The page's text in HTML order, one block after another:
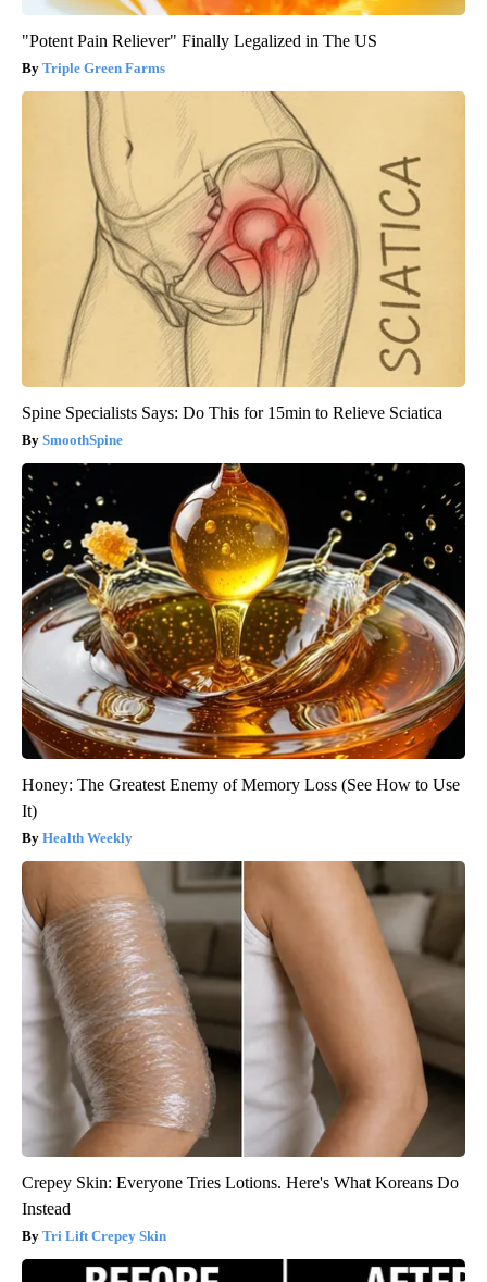
"Potent Pain Reliever" Finally Legalized in The US
Triple Green Farms
Spine Specialists Says: Do This for 15min to Relieve Sciatica
SmoothSpine
Honey: The Greatest Enemy of Memory Loss (See How to Use
It)
Health Weekly
Crepey Skin: Everyone Tries Lotions. Here's What Koreans Do
Instead
Tri Lift Crepey Skin